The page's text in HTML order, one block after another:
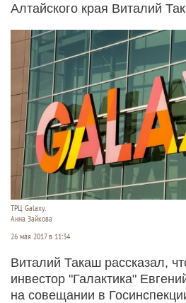
Алтайского края Виталий
ТРЦ Galaxy.
Анна Зайкова
26 мая 2017 в 11:34
Виталий Такаш рассказал,
инвестор "Галактика"
на совещании в